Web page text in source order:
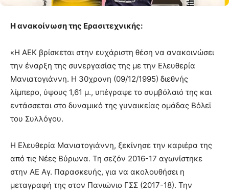
Η ανακοίνωση της Ερασιτεχνικής:
«Η ΑΕΚ βρίσκεται στην ευχάριστη θέση να ανακοινώσει
την έναρξη της συνεργασίας της με την Ελευθερία
Μανιατογιάννη. Η 30χρονη (09/12/1995) διεθνής
λίμπερο, ύψους 1,61 μ., υπέγραψε το συμβόλαιό της και
εντάσσεται στο δυναμικό της γυναικείας ομάδας Βόλεϊ
του Συλλόγου.
Η Ελευθερία Μανιατογιάννη, ξεκίνησε την καριέρα της
από τις Νέες Βύρωνα. Τη σεζόν 2016-17 αγωνίστηκε
στην ΑΕ Αγ. Παρασκευής, για να ακολουθήσει η
μεταγραφή της στον Πανιώνιο ΓΣΣ (2017-18). Την